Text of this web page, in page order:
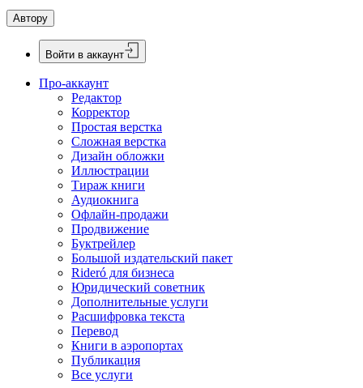
Автору
Войти в аккаунт
Про-аккаунт
Редактор
Корректор
Простая верстка
Сложная верстка
Дизайн обложки
Иллюстрации
Тираж книги
Аудиокнига
Офлайн-продажи
Продвижение
Буктрейлер
Большой издательский пакет
Rideró для бизнеса
Юридический советник
Дополнительные услуги
Расшифровка текста
Перевод
Книги в аэропортах
Публикация
Все услуги